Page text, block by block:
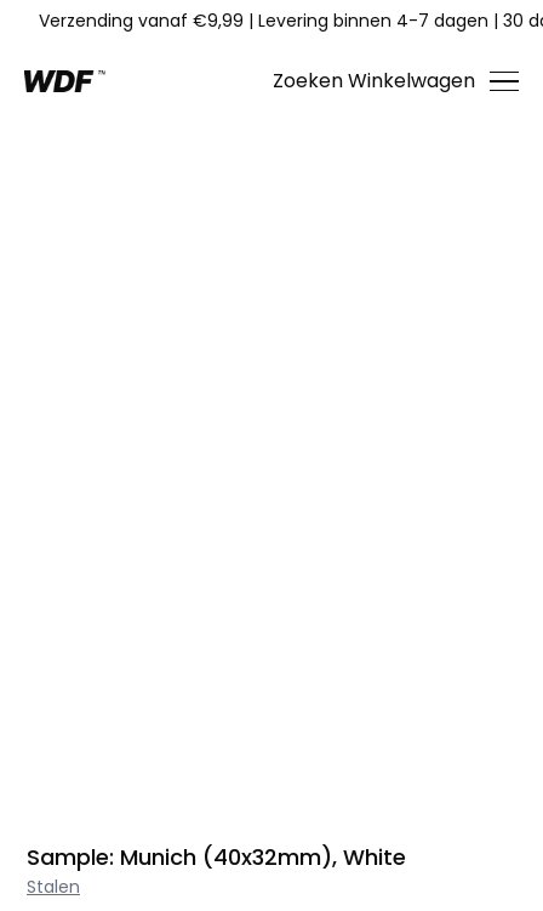
Verzending vanaf €9,99 | Levering binnen 4-7 dagen | 30
ZoekenWinkelwagen
Sample: Munich (40x32mm), White
Stalen